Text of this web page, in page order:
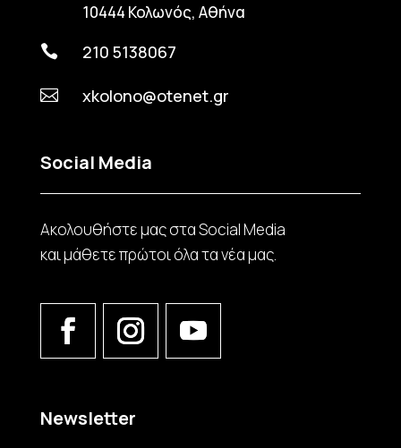
10444 Κολωνός, Αθήνα
 210 5138067
 xkolono@otenet.gr
Social Media
Ακολουθήστε μας στα Social Media
και μάθετε πρώτοι όλα τα νέα μας.
Newsletter